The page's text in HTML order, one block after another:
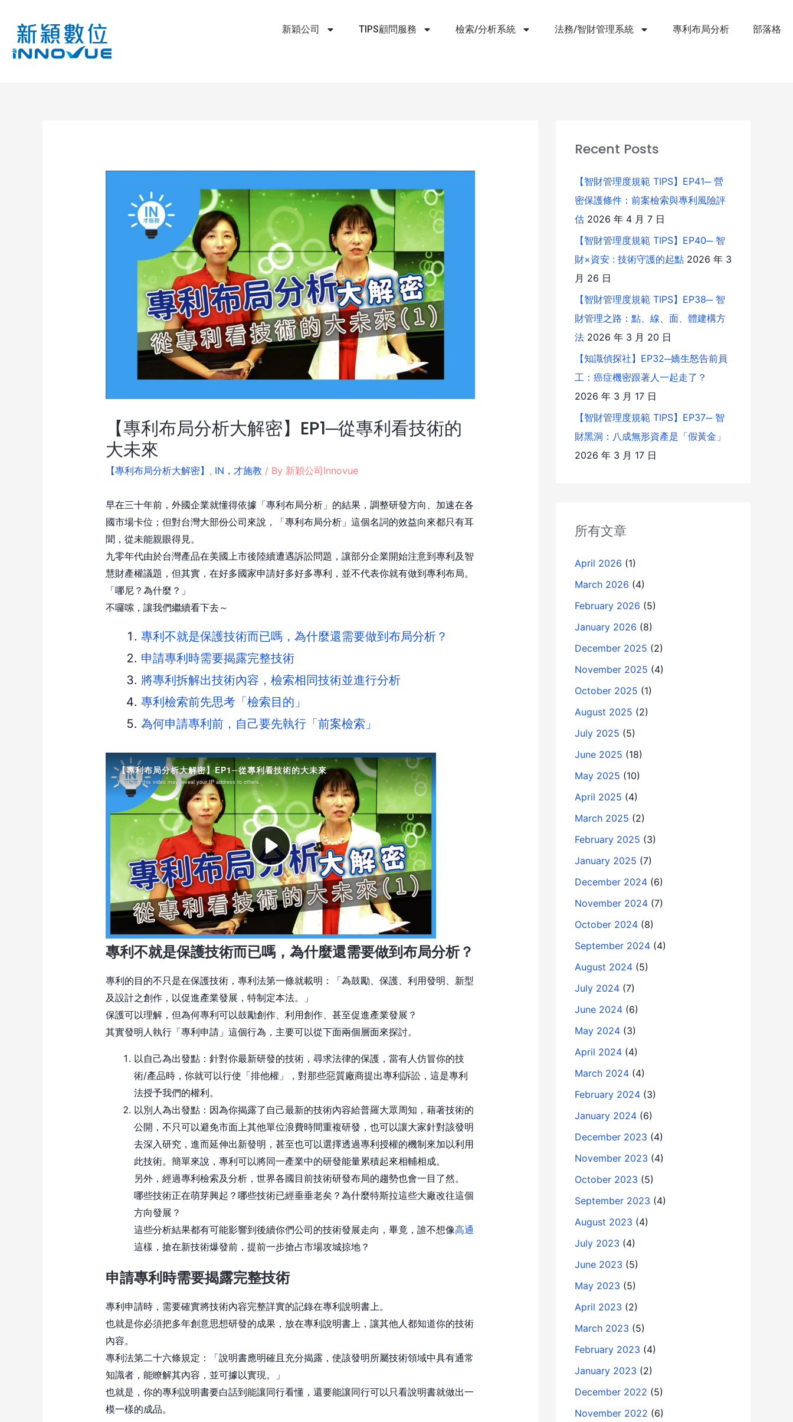
新穎公司 TIPS顧問服務 檢索/分析系統 法務/智財管理系統 專利布局分析 部落格
【專利布局分析大解密】EP1─從專利看技術的
大未來
【專利布局分析大解密】 , IN，才施教 / By 新穎公司Innovue
早在三十年前，外國企業就懂得依據「專利布局分析」的結果，調整研發方向、加速在各
國市場卡位；但對台灣大部份公司來說，「專利布局分析」這個名詞的效益向來都只有耳
聞，從未能親眼得見。
九零年代由於台灣產品在美國上市後陸續遭遇訴訟問題，讓部分企業開始注意到專利及智
慧財產權議題，但其實，在好多國家申請好多好多專利，並不代表你就有做到專利布局。
「哪尼？為什麼？」
不囉嗦，讓我們繼續看下去～
專利不就是保護技術而已嗎，為什麼還需要做到布局分析？
申請專利時需要揭露完整技術
將專利拆解出技術內容，檢索相同技術並進行分析
專利檢索前先思考「檢索目的」
為何申請專利前，自己要先執行「前案檢索」
專利不就是保護技術而已嗎，為什麼還需要做到布局分析？
專利的目的不只是在保護技術，專利法第一條就載明：「為鼓勵、保護、利用發明、新型
及設計之創作，以促進產業發展，特制定本法。」
保護可以理解，但為何專利可以鼓勵創作、利用創作、甚至促進產業發展？
其實發明人執行「專利申請」這個行為，主要可以從下面兩個層面來探討。
以自己為出發點：針對你最新研發的技術，尋求法律的保護，當有人仿冒你的技
術/產品時，你就可以行使「排他權」，對那些惡質廠商提出專利訴訟，這是專利
法授予我們的權利。
以別人為出發點：因為你揭露了自己最新的技術內容給普羅大眾周知，藉著技術的
公開，不只可以避免市面上其他單位浪費時間重複研發，也可以讓大家針對該發明
去深入研究，進而延伸出新發明，甚至也可以選擇透過專利授權的機制來加以利用
此技術。簡單來說，專利可以將同一產業中的研發能量累積起來相輔相成。
另外，經過專利檢索及分析，世界各國目前技術研發布局的趨勢也會一目了然。
哪些技術正在萌芽興起？哪些技術已經垂垂老矣？為什麼特斯拉這些大廠改往這個
方向發展？
這些分析結果都有可能影響到後續你們公司的技術發展走向，畢竟，誰不想像高通
這樣，搶在新技術爆發前，提前一步搶占市場攻城掠地？
申請專利時需要揭露完整技術
專利申請時，需要確實將技術內容完整詳實的記錄在專利說明書上。
也就是你必須把多年創意思想研發的成果，放在專利說明書上，讓其他人都知道你的技術
內容。
專利法第二十六條規定：「說明書應明確且充分揭露，使該發明所屬技術領域中具有通常
知識者，能瞭解其內容，並可據以實現。」
也就是，你的專利說明書要白話到能讓同行看懂，還要能讓同行可以只看說明書就做出一
模一樣的成品。
Recent Posts
【智財管理度規範 TIPS】EP41─ 營
密保護條件：前案檢索與專利風險評
估 2026 年 4 月 7 日
【智財管理度規範 TIPS】EP40─ 智
財×資安 : 技術守護的起點 2026 年 3
月 26 日
【智財管理度規範 TIPS】EP38─ 智
財管理之路：點、線、面、體建構方
法 2026 年 3 月 20 日
【知識偵探社】EP32─嬌生怒告前員
工：癌症機密跟著人一起走了？
2026 年 3 月 17 日
【智財管理度規範 TIPS】EP37─ 智
財黑洞：八成無形資產是「假黃金」
2026 年 3 月 17 日
所有文章
April 2026 (1)
March 2026 (4)
February 2026 (5)
January 2026 (8)
December 2025 (2)
November 2025 (4)
October 2025 (1)
August 2025 (2)
July 2025 (5)
June 2025 (18)
May 2025 (10)
April 2025 (4)
March 2025 (2)
February 2025 (3)
January 2025 (7)
December 2024 (6)
November 2024 (7)
October 2024 (8)
September 2024 (4)
August 2024 (5)
July 2024 (7)
June 2024 (6)
May 2024 (3)
April 2024 (4)
March 2024 (4)
February 2024 (3)
January 2024 (6)
December 2023 (4)
November 2023 (4)
October 2023 (5)
September 2023 (4)
August 2023 (4)
July 2023 (4)
June 2023 (5)
May 2023 (5)
April 2023 (2)
March 2023 (5)
February 2023 (4)
January 2023 (2)
December 2022 (5)
November 2022 (6)